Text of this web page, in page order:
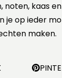
noten, kaas
je op ieder
maken.